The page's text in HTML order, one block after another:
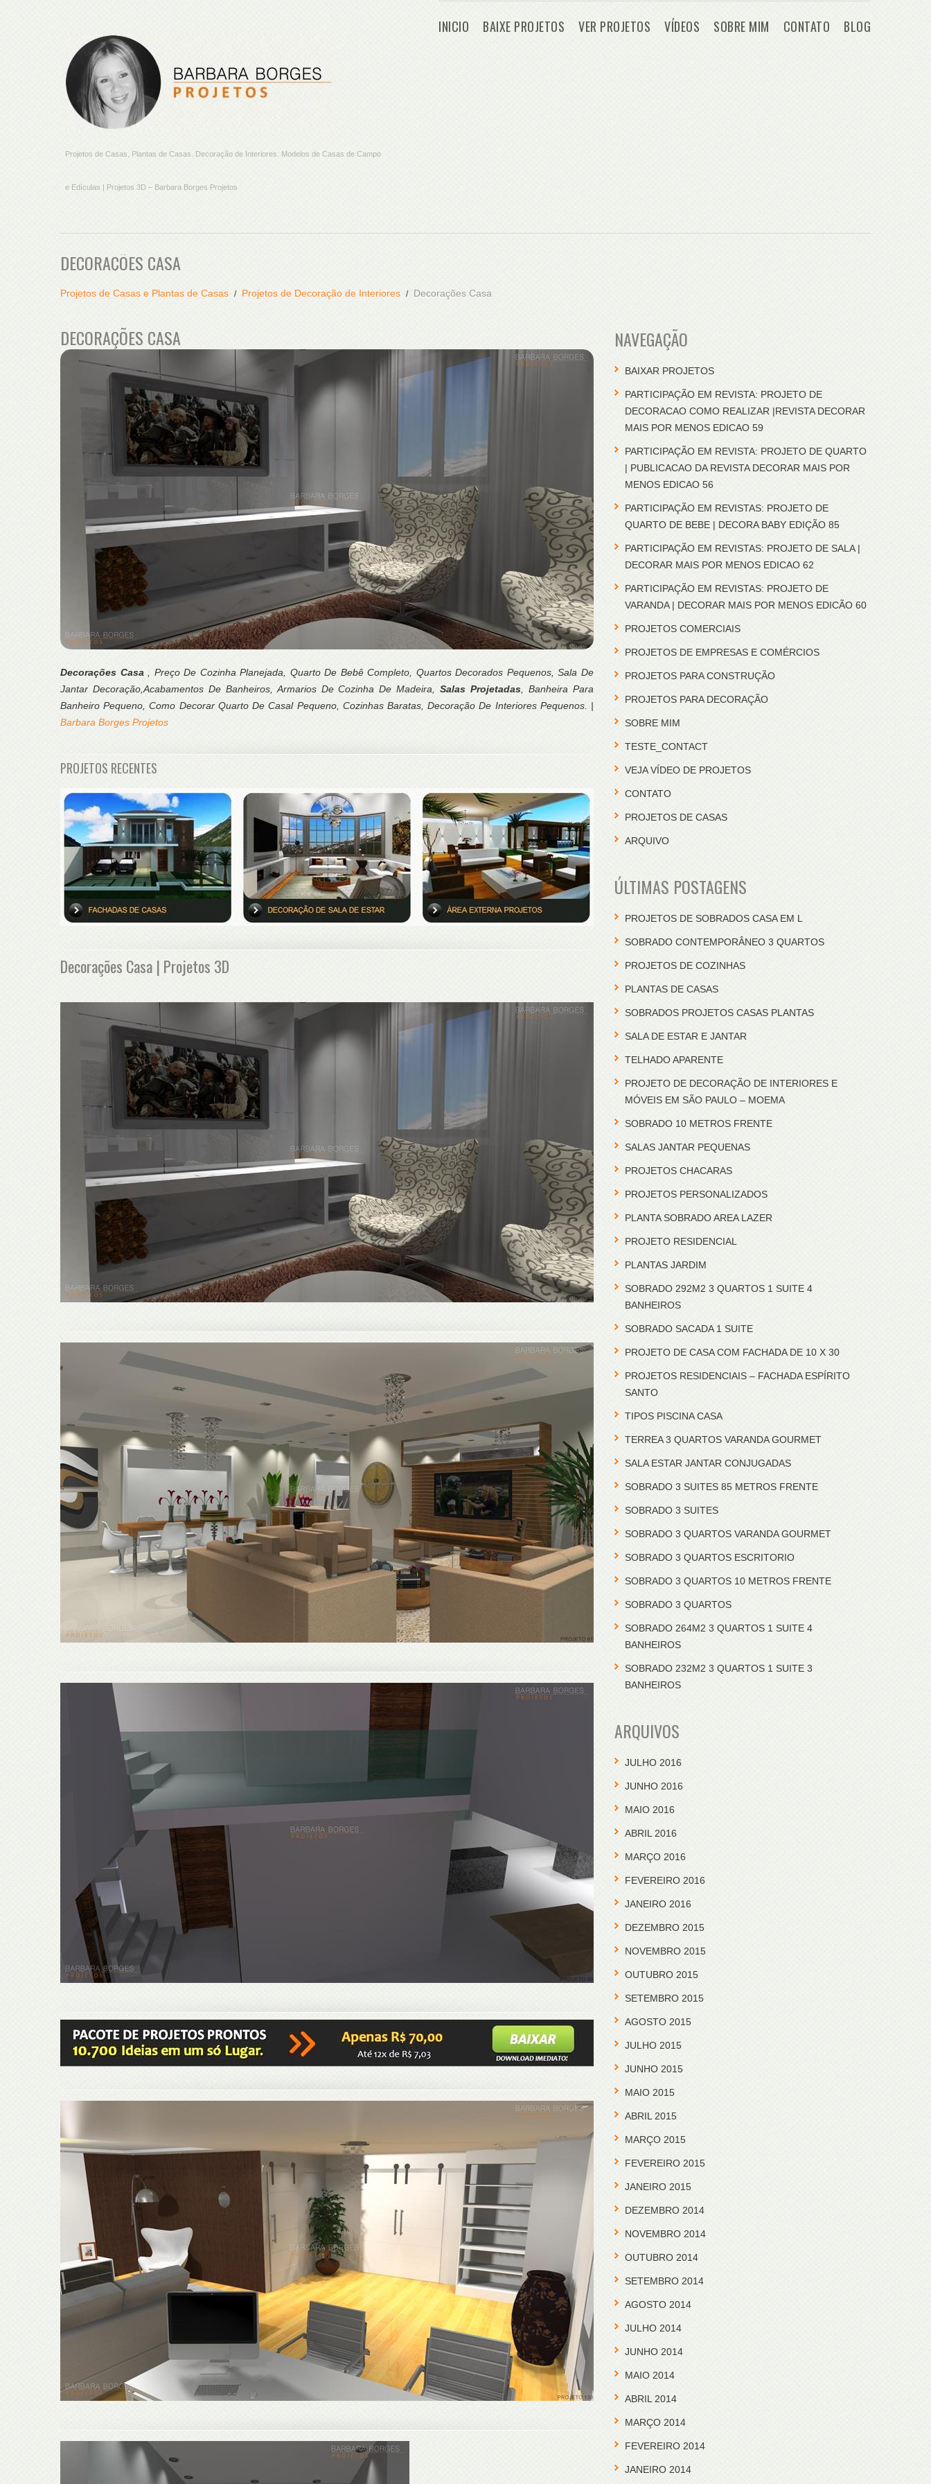
Projetos de Casas, Plantas de Casas. Decoração de Interiores. Modelos de Casas de Campo
e Edículas | Projetos 3D – Barbara Borges Projetos
INICIO BAIXE PROJETOS VER PROJETOS VÍDEOS SOBRE MIM CONTATO BLOG
DECORAÇÕES CASA
Projetos de Casas e Plantas de Casas Projetos de Decoração de Interiores Decorações Casa
DECORAÇÕES CASA
Decorações Casa
, Preço De Cozinha Planejada, Quarto De Bebê Completo, Quartos Decorados Pequenos, Sala De
Jantar Decoração,Acabamentos De Banheiros, Armarios De Cozinha De Madeira,Salas Projetadas , Banheira Para
Banheiro Pequeno, Como Decorar Quarto De Casal Pequeno, Cozinhas Baratas, Decoração De Interiores Pequenos. |
Barbara Borges Projetos
PROJETOS RECENTES
Decorações Casa | Projetos 3D
NAVEGAÇÃO
BAIXAR PROJETOS
PARTICIPAÇÃO EM REVISTA: PROJETO DE
DECORACAO COMO REALIZAR |REVISTA DECORAR
MAIS POR MENOS EDICAO 59
PARTICIPAÇÃO EM REVISTA: PROJETO DE QUARTO
| PUBLICACAO DA REVISTA DECORAR MAIS POR
MENOS EDICAO 56
PARTICIPAÇÃO EM REVISTAS: PROJETO DE
QUARTO DE BEBE | DECORA BABY EDIÇÃO 85
PARTICIPAÇÃO EM REVISTAS: PROJETO DE SALA |
DECORAR MAIS POR MENOS EDICAO 62
PARTICIPAÇÃO EM REVISTAS: PROJETO DE
VARANDA | DECORAR MAIS POR MENOS EDICÃO 60
PROJETOS COMERCIAIS
PROJETOS DE EMPRESAS E COMÉRCIOS
PROJETOS PARA CONSTRUÇÃO
PROJETOS PARA DECORAÇÃO
SOBRE MIM
TESTE_CONTACT
VEJA VÍDEO DE PROJETOS
CONTATO
PROJETOS DE CASAS
ARQUIVO
ÚLTIMAS POSTAGENS
PROJETOS DE SOBRADOS CASA EM L
SOBRADO CONTEMPORÂNEO 3 QUARTOS
PROJETOS DE COZINHAS
PLANTAS DE CASAS
SOBRADOS PROJETOS CASAS PLANTAS
SALA DE ESTAR E JANTAR
TELHADO APARENTE
PROJETO DE DECORAÇÃO DE INTERIORES E
MÓVEIS EM SÃO PAULO – MOEMA
SOBRADO 10 METROS FRENTE
SALAS JANTAR PEQUENAS
PROJETOS CHACARAS
PROJETOS PERSONALIZADOS
PLANTA SOBRADO AREA LAZER
PROJETO RESIDENCIAL
PLANTAS JARDIM
SOBRADO 292M2 3 QUARTOS 1 SUITE 4
BANHEIROS
SOBRADO SACADA 1 SUITE
PROJETO DE CASA COM FACHADA DE 10 X 30
PROJETOS RESIDENCIAIS – FACHADA ESPÍRITO
SANTO
TIPOS PISCINA CASA
TERREA 3 QUARTOS VARANDA GOURMET
SALA ESTAR JANTAR CONJUGADAS
SOBRADO 3 SUITES 85 METROS FRENTE
SOBRADO 3 SUITES
SOBRADO 3 QUARTOS VARANDA GOURMET
SOBRADO 3 QUARTOS ESCRITORIO
SOBRADO 3 QUARTOS 10 METROS FRENTE
SOBRADO 3 QUARTOS
SOBRADO 264M2 3 QUARTOS 1 SUITE 4
BANHEIROS
SOBRADO 232M2 3 QUARTOS 1 SUITE 3
BANHEIROS
ARQUIVOS
JULHO 2016
JUNHO 2016
MAIO 2016
ABRIL 2016
MARÇO 2016
FEVEREIRO 2016
JANEIRO 2016
DEZEMBRO 2015
NOVEMBRO 2015
OUTUBRO 2015
SETEMBRO 2015
AGOSTO 2015
JULHO 2015
JUNHO 2015
MAIO 2015
ABRIL 2015
MARÇO 2015
FEVEREIRO 2015
JANEIRO 2015
DEZEMBRO 2014
NOVEMBRO 2014
OUTUBRO 2014
SETEMBRO 2014
AGOSTO 2014
JULHO 2014
JUNHO 2014
MAIO 2014
ABRIL 2014
MARÇO 2014
FEVEREIRO 2014
JANEIRO 2014